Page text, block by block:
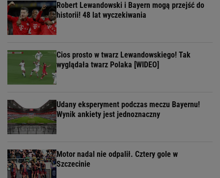
Robert Lewandowski i Bayern mogą przejść do
historii! 48 lat wyczekiwania
Cios prosto w twarz Lewandowskiego! Tak
wyglądała twarz Polaka [WIDEO]
Udany eksperyment podczas meczu Bayernu!
Wynik ankiety jest jednoznaczny
Motor nadal nie odpalił. Cztery gole w
Szczecinie